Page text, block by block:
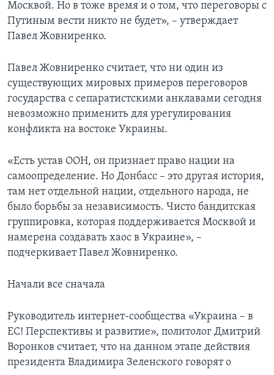
Москвой. Но в тоже время и о том, что переговоры с
Путиным вести никто не будет», – утверждает
Павел Жовниренко.
Павел Жовниренко считает, что ни один из
существующих мировых примеров переговоров
государства с сепаратистскими анклавами сегодня
невозможно применить для урегулирования
конфликта на востоке Украины.
«Есть устав ООН, он признает право нации на
самоопределение. Но Донбасс – это другая история,
там нет отдельной нации, отдельного народа, не
было борьбы за независимость. Чисто бандитская
группировка, которая поддерживается Москвой и
намерена создавать хаос в Украине», –
подчеркивает Павел Жовниренко.
Начали все сначала
Руководитель интернет-сообщества «Украина – в
ЕС! Перспективы и развитие», политолог Дмитрий
Воронков считает, что на данном этапе действия
президента Владимира Зеленского говорят о